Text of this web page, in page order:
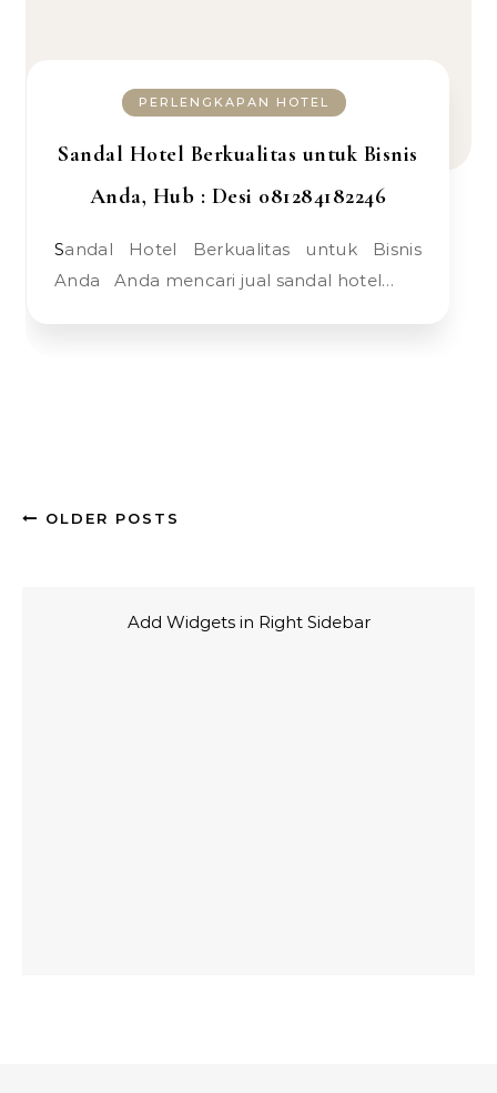
PERLENGKAPAN HOTEL
Sandal Hotel Berkualitas untuk Bisnis
Anda, Hub : Desi 081284182246
Sandal Hotel Berkualitas untuk Bisnis
Anda Anda mencari jual sandal hotel…
OLDER POSTS
Add Widgets in Right Sidebar